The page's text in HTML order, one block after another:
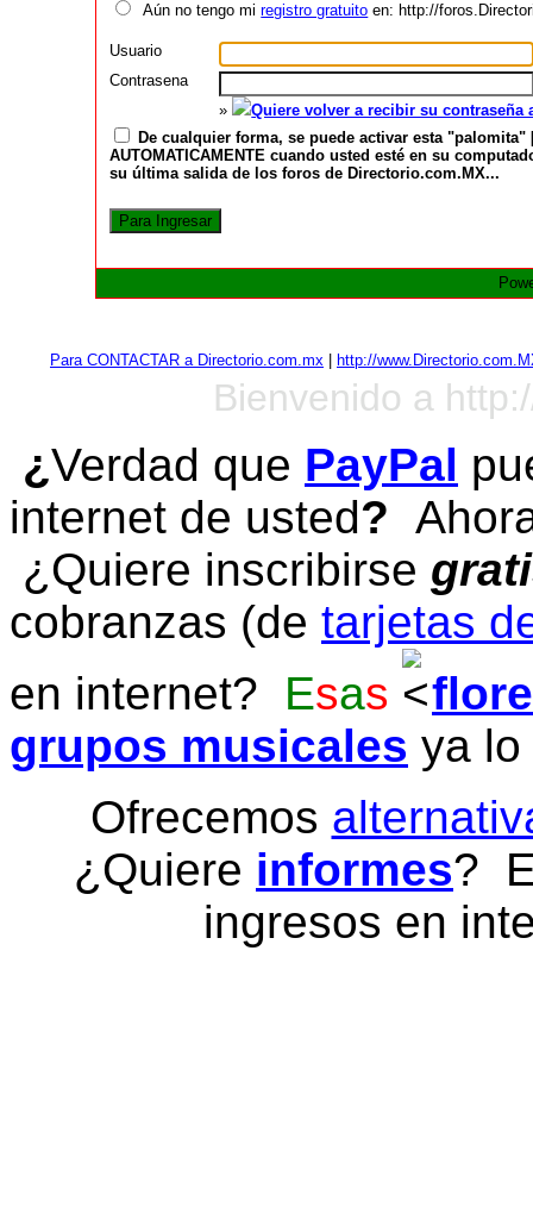
Aún no tengo miregistro gratuito en: http://
Usuario
Contrasena
»
Quiere volver a recibir su
De cualquier forma, se puede activar esta
AUTOMATICAMENTE cuando usted esté en su
su última salida de los foros de Directorio.com.MX...
Para CONTACTAR a Directorio.com.mx http://
Bienvenido a
¿Verdad que PayPal
internet de usted?
¿Quiere inscribirse
cobranzas (de tarjetas
en internet? Esas
grupos musicales ya
Ofrecemos
¿Quiere informes?
ingresos en